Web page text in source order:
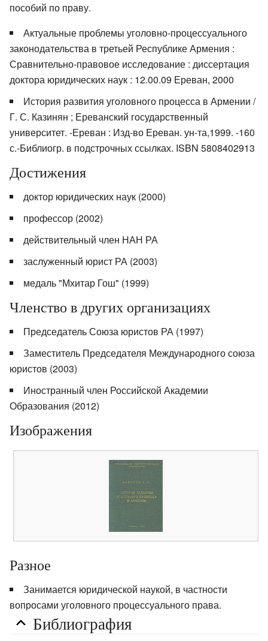
пособий по праву.
Актуальные проблемы уголовно-процессуального
законодательства в третьей Республике Армения :
Сравнительно-правовое исследование : диссертация
доктора юридических наук : 12.00.09 Ереван, 2000
История развития уголовного процесса в Армении /
Г. С. Казинян ; Ереванский государственный
университет. -Ереван : Изд-во Ереван. ун-та,1999. -160
с.-Библиогр. в подстрочных ссылках. ISBN 5808402913
Достижения
доктор юридических наук (2000)
профессор (2002)
действительный член НАН РА
заслуженный юрист РА (2003)
медаль "Мхитар Гош" (1999)
Членство в других организациях
Председатель Союза юристов РА (1997)
Заместитель Председателя Международного союза
юристов (2003)
Иностранный член Российской Академии
Образования (2012)
Изображения
Разное
Занимается юридической наукой, в частности
вопросами уголовного процессуального права.
Библиография